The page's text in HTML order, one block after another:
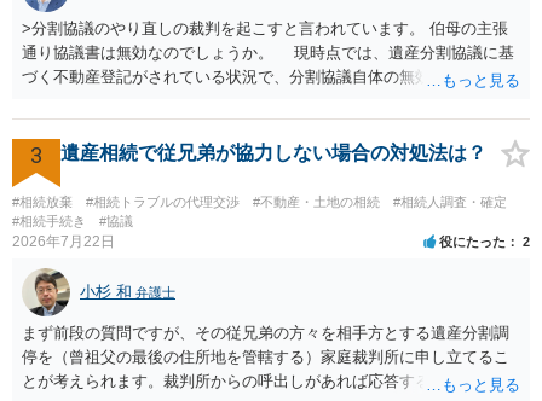
>分割協議のやり直しの裁判を起こすと言われています。 伯母の主張
通り協議書は無効なのでしょうか。 現時点では、遺産分割協議に基
づく不動産登記がされている状況で、分割協議自体の無効を裁判所が
方の訴訟の主張及び立証次第ですが、 ・御祖母様の認知能力に関する
医師の意見書、筆跡鑑定 が提出されればその効力が否定される可能性
はありますが、 ・伯母様自身が分割協議に加わっていること ・御祖母
様の意に反する遺産分割協議を行う実益が誰にあったかの立証が困難
であること からすると、実際に遺産分割協議の効力が否定される可能
性はそれほど高くない（立証のハードルは非常に高い）ということが
言えると思います。
3 遺産相続で従兄弟が協力しない場合の対処法は？
#相続放棄 #相続トラブルの代理交渉 #不動産・土地の相続
#相続人調査・確定
#相続手続き
#協議
2026年7月22日 役にたった 2
小杉 和 弁護士
まず前段の質問ですが、その従兄弟の方々を相手方とする遺産分割調
停を（曾祖父の最後の住所地を管轄する）家庭裁判所に申し立てるこ
とが考えられます。裁判所からの呼出しがあれば応答する可能性がま